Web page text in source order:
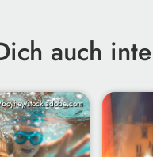
auch
stock.adobe.com